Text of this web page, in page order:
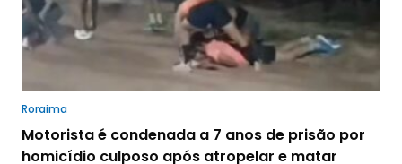
Roraima
Motorista é condenada a 7 anos de prisão por
homicídio culposo após atropelar e matar